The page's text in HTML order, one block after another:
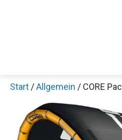
Start /Allgemein / CORE